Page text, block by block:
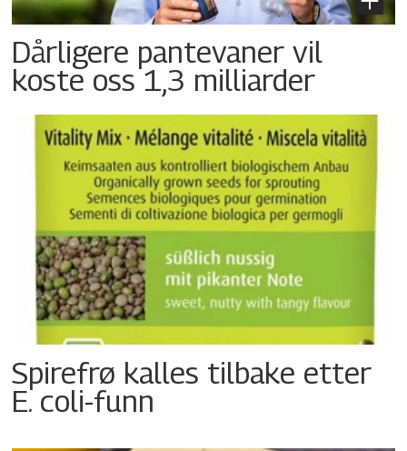
Dårligere pantevaner vil
koste oss 1,3 milliarder
Spirefrø kalles tilbake etter
E. coli-funn